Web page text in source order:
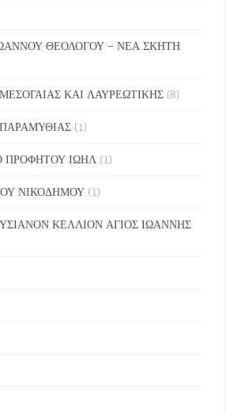
ΘΕΟΛΟΓΟΥ – ΝΕΑ ΣΚΗΤΗ
ΚΑΙ ΛΑΥΡΕΩΤΙΚΗΣ (8)
(1)
ΠΡΟΦΗΤΟΥ ΙΩΗΛ (1)
ΝΙΚΟΔΗΜΟΥ (1)
ΚΕΛΛΙΟΝ ΑΓΙΟΣ ΙΩΑΝΝΗΣ